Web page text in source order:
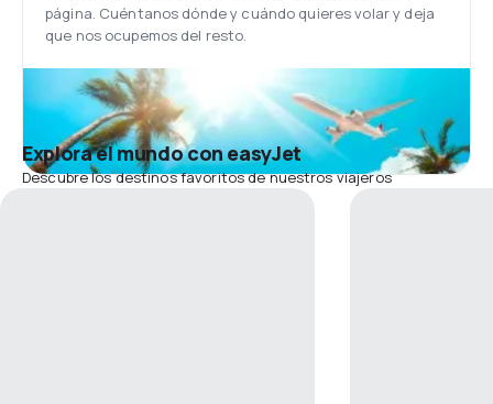
página. Cuéntanos dónde y cuándo quieres volar y deja
que nos ocupemos del resto.
Explora el mundo con easyJet
Descubre los destinos favoritos de nuestros viajeros